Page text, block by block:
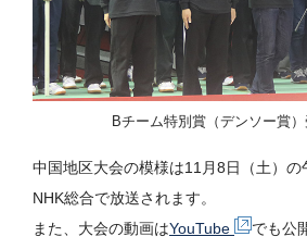
Bチーム特別賞（デンソー賞
中国地区大会の模様は11月8日（土）の
NHK総合で放送されます。
また、大会の動画はYouTube
でも公